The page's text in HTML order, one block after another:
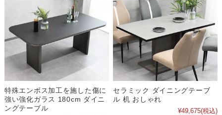
特殊エンボス加工を施した傷に
強い強化ガラス 180cm ダイニ
ングテーブル
セラミック ダイニングテーブ
ル 机 おしゃれ
¥49,675(税込)